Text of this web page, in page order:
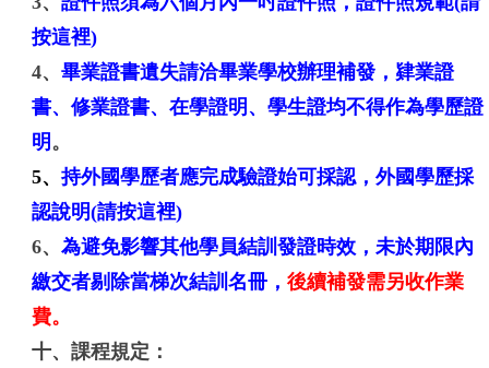
按這裡)
4、畢業證書遺失請洽畢業學校辦理補發，肄業證
書、修業證書、在學證明、學生證均不得作為學歷證
明 。
5、持外國學歷者應完成驗證始可採認，外國學歷採
認說明(請按這裡)
6、為避免影響其他學員結訓發證時效，未於期限內
繳交者剔除當梯次結訓名冊，後續補發需另收作業
費。
十、課程規定：